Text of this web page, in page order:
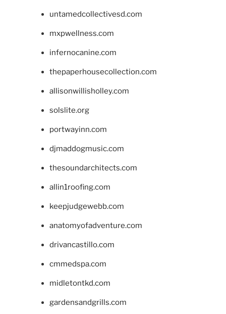
untamedcollectivesd.com
mxpwellness.com
infernocanine.com
thepaperhousecollection.com
allisonwillisholley.com
solslite.org
portwayinn.com
djmaddogmusic.com
thesoundarchitects.com
allin1roofing.com
keepjudgewebb.com
anatomyofadventure.com
drivancastillo.com
cmmedspa.com
midletontkd.com
gardensandgrills.com